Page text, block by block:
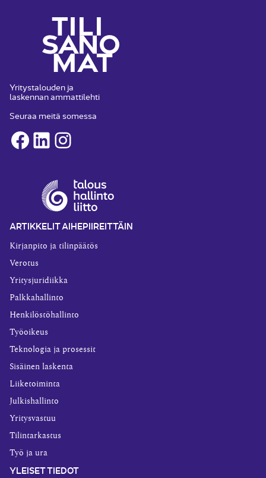
Yritystalouden ja
laskennan ammattilehti
Seuraa meitä somessa
Facebook
LinkedInInstagram
ARTIKKELIT AIHEPIIREITTÄIN
Kirjanpito ja tilinpäätös
Verotus
Yritysjuridiikka
Palkkahallinto
Henkilöstöhallinto
Työoikeus
Teknologia ja prosessit
Sisäinen laskenta
Liiketoiminta
Julkishallinto
Yritysvastuu
Tilintarkastus
Työ ja ura
YLEISET TIEDOT